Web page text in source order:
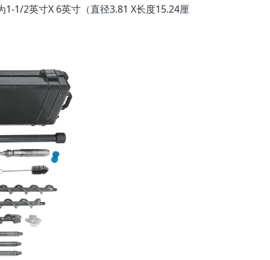
1/2英寸X 6英寸（直径3.81 X长度15.24厘